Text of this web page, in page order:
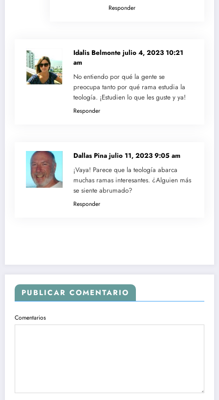
Responder
Idalis Belmonte julio 4, 2023 10:21
am
No entiendo por qué la gente se
preocupa tanto por qué rama estudia la
teología. ¡Estudien lo que les guste y ya!
Responder
Dallas Pina julio 11, 2023 9:05 am
¡Vaya! Parece que la teología abarca
muchas ramas interesantes. ¿Alguien más
se siente abrumado?
Responder
PUBLICAR COMENTARIO
Comentarios